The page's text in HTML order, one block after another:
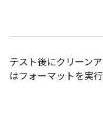
テスト後にクリーン
はフォーマットを実